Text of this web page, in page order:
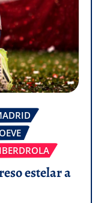
estelar a